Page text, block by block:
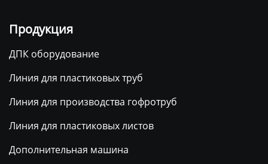
Продукция
ДПК оборудование
Линия для пластиковых труб
Линия для производства гофротруб
Линия для пластиковых листов
Дополнительная машина